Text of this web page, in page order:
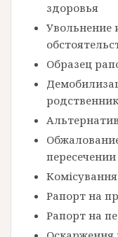
здоровья
Увольнение
Образец
Комісування
Рапорт на
Рапорт на